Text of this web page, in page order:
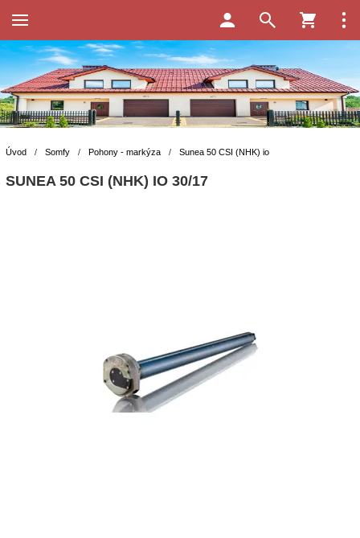
Úvod / Somfy / Pohony - markýza / Sunea 50 CSI (NHK) io
SUNEA 50 CSI (NHK) IO 30/17